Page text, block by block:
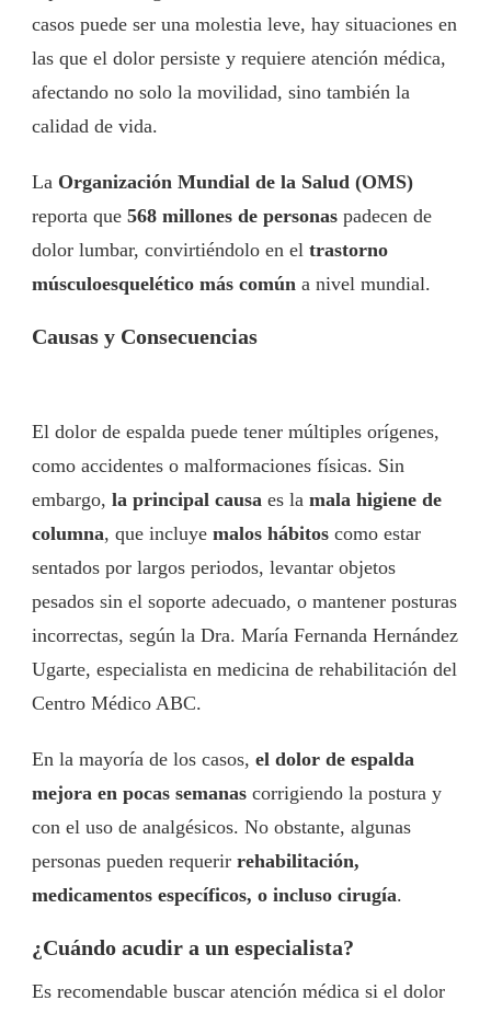
casos puede ser una molestia leve, hay situaciones en
las que el dolor persiste y requiere atención médica,
afectando no solo la movilidad, sino también la
calidad de vida.
La Organización Mundial de la Salud (OMS)
reporta que 568 millones de personas padecen de
dolor lumbar, convirtiéndolo en el trastorno
músculoesquelético más común a nivel mundial.
Causas y Consecuencias
El dolor de espalda puede tener múltiples orígenes,
como accidentes o malformaciones físicas. Sin
embargo, la principal causa es la mala higiene de
columna, que incluye malos hábitos como estar
sentados por largos periodos, levantar objetos
pesados sin el soporte adecuado, o mantener posturas
incorrectas, según la Dra. María Fernanda Hernández
Ugarte, especialista en medicina de rehabilitación del
Centro Médico ABC.
En la mayoría de los casos, el dolor de espalda
mejora en pocas semanas corrigiendo la postura y
con el uso de analgésicos. No obstante, algunas
personas pueden requerir rehabilitación,
medicamentos específicos, o incluso cirugía.
¿Cuándo acudir a un especialista?
Es recomendable buscar atención médica si el dolor